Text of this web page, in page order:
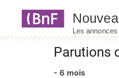
Parutions
- 6 mois